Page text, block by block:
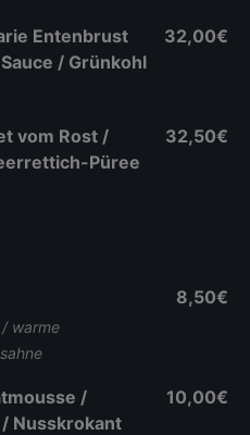
Entenbrust
/ Grünkohl
32,00€
vom Rost /
Püree
32,50€
/ warme
8,50€
/
Nusskrokant
10,00€